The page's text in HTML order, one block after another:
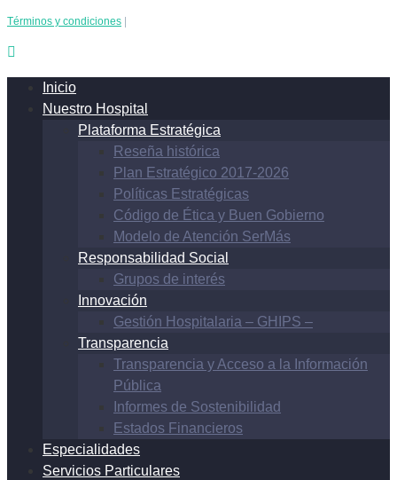
Términos y condiciones |
Inicio
Nuestro Hospital
Plataforma Estratégica
Reseña histórica
Plan Estratégico 2017-2026
Políticas Estratégicas
Código de Ética y Buen Gobierno
Modelo de Atención SerMás
Responsabilidad Social
Grupos de interés
Innovación
Gestión Hospitalaria – GHIPS –
Transparencia
Transparencia y Acceso a la Información
Pública
Informes de Sostenibilidad
Estados Financieros
Especialidades
Servicios Particulares